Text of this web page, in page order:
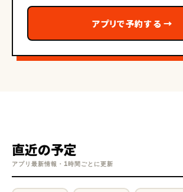
アプリで予約する →
直近の予定
アプリ最新情報・1時間ごとに更新